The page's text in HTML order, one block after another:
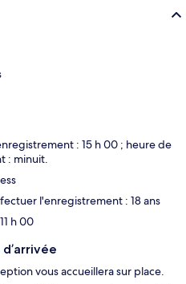
: 15 h 00 ; heure de
: minuit.
l'enregistrement : 18 ans
h 00
vous accueillera sur place.